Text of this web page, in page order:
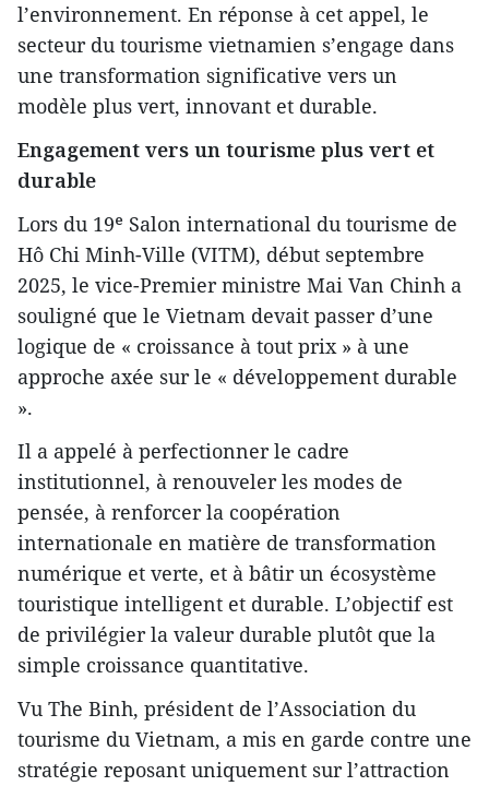
l’environnement. En réponse à cet appel, le
secteur du tourisme vietnamien s’engage dans
une transformation significative vers un
modèle plus vert, innovant et durable.
Engagement vers un tourisme plus vert et
durable
Lors du 19ᵉ Salon international du tourisme de
Hô Chi Minh-Ville (VITM), début septembre
2025, le vice-Premier ministre Mai Van Chinh a
souligné que le Vietnam devait passer d’une
logique de « croissance à tout prix » à une
approche axée sur le « développement durable
».
Il a appelé à perfectionner le cadre
institutionnel, à renouveler les modes de
pensée, à renforcer la coopération
internationale en matière de transformation
numérique et verte, et à bâtir un écosystème
touristique intelligent et durable. L’objectif est
de privilégier la valeur durable plutôt que la
simple croissance quantitative.
Vu The Binh, président de l’Association du
tourisme du Vietnam, a mis en garde contre une
stratégie reposant uniquement sur l’attraction